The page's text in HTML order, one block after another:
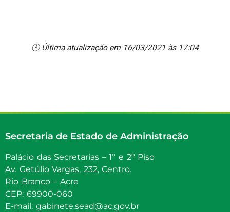
🕓 Última atualização em 16/03/2021 às 17:04
Secretaria de Estado de Administração
Palácio das Secretarias – 1º e 2º Piso
Av. Getúlio Vargas, 232, Centro.
Rio Branco – Acre
CEP: 69900-060
E-mail: gabinete.sead@ac.gov.br